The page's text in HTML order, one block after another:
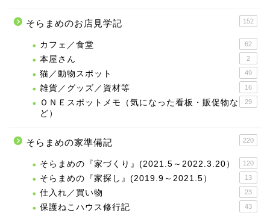
そらまめのお店見学記 152
カフェ／食堂 62
本屋さん 2
猫／動物スポット 49
雑貨／グッズ／資材等 16
ＯＮＥスポットメモ（気になった看板・販促物な
ど）
29
そらまめの家準備記 220
そらまめの『家づくり』(2021.5～2022.3.20） 120
そらまめの『家探し』(2019.9～2021.5） 13
仕入れ／買い物 23
保護ねこハウス修行記 43